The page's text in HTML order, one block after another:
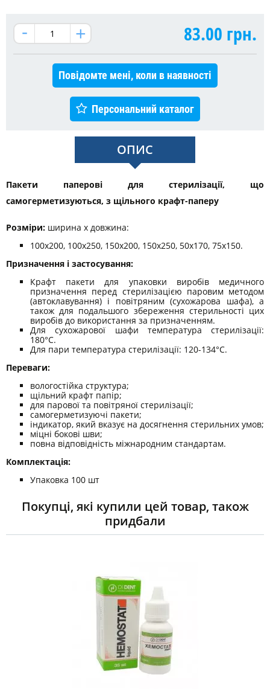
83.00 грн.
Повідомте мені, коли в наявності
Персональний каталог
ОПИС
Пакети паперові для стерилізації, що
самогерметизуються, з щільного крафт-паперу
Розміри: ширина х довжина:
100x200, 100x250, 150x200, 150x250, 50x170, 75x150.
Призначення і застосування:
Крафт пакети для упаковки виробів медичного
призначення перед стерилізацією паровим методом
(автоклавування) і повітряним (сухожарова шафа), а
також для подальшого збереження стерильності цих
виробів до використання за призначенням.
Для сухожарової шафи температура стерилізації:
180°С.
Для пари температура стерилізації: 120-134°С.
Переваги:
вологостійка структура;
щільний крафт папір;
для парової та повітряної стерилізації;
самогерметизуючі пакети;
індикатор, який вказує на досягнення стерильних умов;
міцні бокові шви;
повна відповідність міжнародним стандартам.
Комплектація:
Упаковка 100 шт
Покупці, які купили цей товар, також
придбали